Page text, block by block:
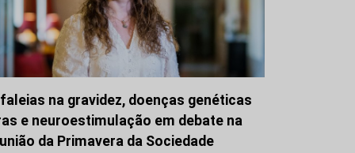
na gravidez, doenças genéticas
e neuroestimulação em debate na
da Primavera da Sociedade